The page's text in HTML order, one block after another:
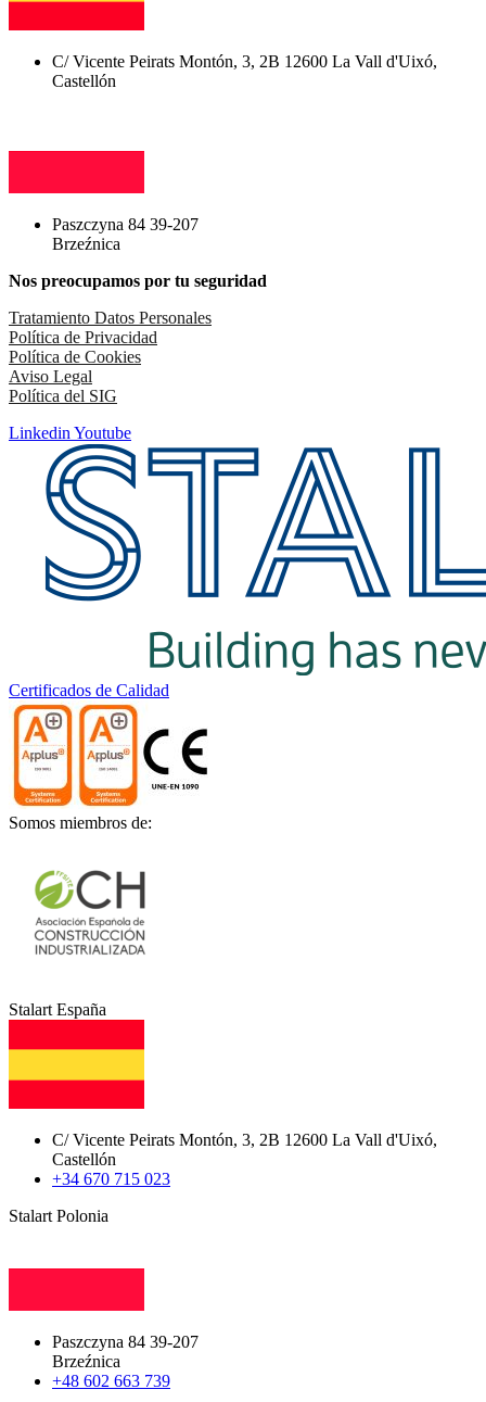
C/ Vicente Peirats Montón, 3, 2B 12600 La Vall d'Uixó,
Castellón
Paszczyna 84 39-207
Brzeźnica
Nos preocupamos por tu seguridad
Tratamiento Datos Personales
Política de Privacidad
Política de Cookies
Aviso Legal
Política del SIG
Linkedin Youtube
Certificados de Calidad
Somos miembros de:
Stalart España
C/ Vicente Peirats Montón, 3, 2B 12600 La Vall d'Uixó,
Castellón
+34 670 715 023
Stalart Polonia
Paszczyna 84 39-207
Brzeźnica
+48 602 663 739